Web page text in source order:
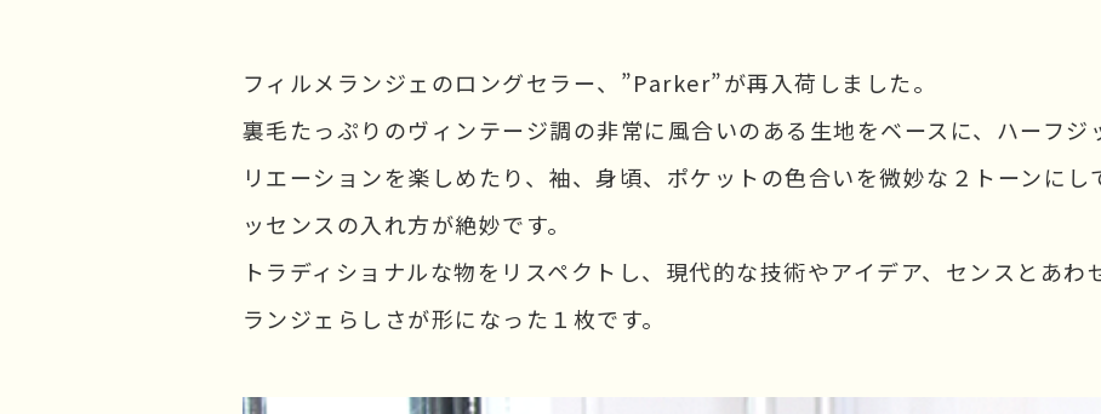
フィルメランジェのロングセラー、”Parker”が再入荷しました。
裏毛たっぷりのヴィンテージ調の非常に風合いのある生地をベースに、ハーフジ
リエーションを楽しめたり、袖、身頃、ポケットの色合いを微妙な２トーンにし
ッセンスの入れ方が絶妙です。
トラディショナルな物をリスペクトし、現代的な技術やアイデア、センスとあわ
ランジェらしさが形になった１枚です。